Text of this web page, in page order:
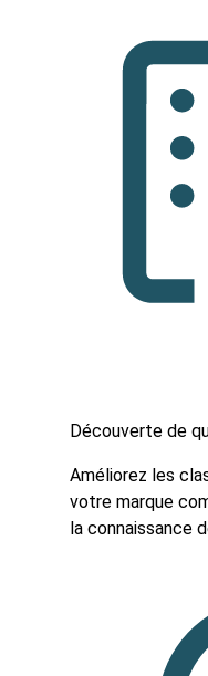
Découverte de
Améliorez les
votre marque
la connaissance